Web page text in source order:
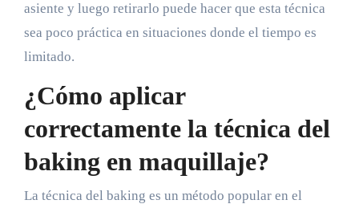
asiente y luego retirarlo puede hacer que esta técnica
sea poco práctica en situaciones donde el tiempo es
limitado.
¿Cómo aplicar
correctamente la técnica del
baking en maquillaje?
La técnica del baking es un método popular en el